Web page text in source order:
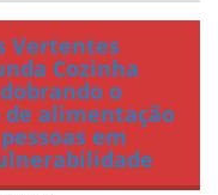
Vertentes
Cozinha
o
alimentação
em